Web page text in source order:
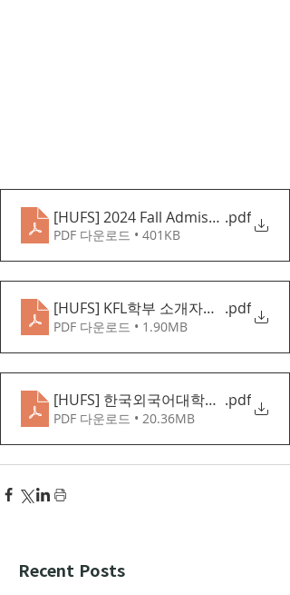
[HUFS] 2024 Fall Admission.pdf
PDF 다운로드 • 401KB
[HUFS] KFL학부 소개자료(한국어)
.pdf
PDF 다운로드 • 1.90MB
[HUFS] 한국외국어대학교 소개자료 (
.pdf
PDF 다운로드 • 20.36MB
Recent Posts